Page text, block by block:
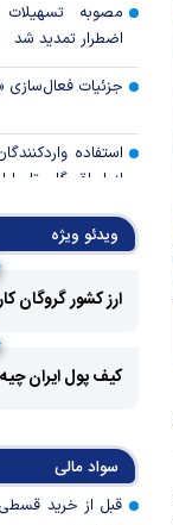
مصوبه
اضطرار تمدید شد
جزئیات فعال‌سازی
استفاده
رالی وال‌استریت،
جهان با
پروژه‌ها در اولویت
اولویت‌های
اقتصاد جنگی
ویدئو ویژه
ارز کشور گروگان
کیف پول ایران
سواد مالی